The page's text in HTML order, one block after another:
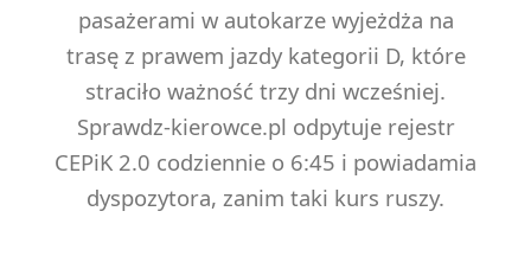
pasażerami w autokarze wyjeżdża na
trasę z prawem jazdy kategorii D, które
straciło ważność trzy dni wcześniej.
Sprawdz-kierowce.pl odpytuje rejestr
CEPiK 2.0 codziennie o 6:45 i powiadamia
dyspozytora, zanim taki kurs ruszy.